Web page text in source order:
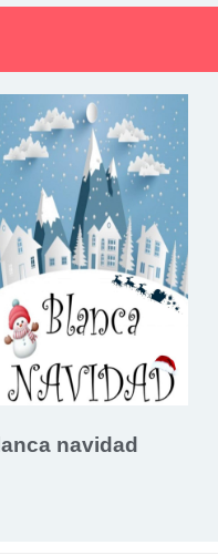
navidad